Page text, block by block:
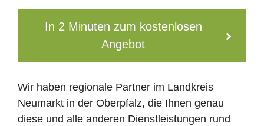
In 2 Minuten zum kostenlosen
Angebot
Wir haben regionale Partner im Landkreis
Neumarkt in der Oberpfalz, die Ihnen genau
diese und alle anderen Dienstleistungen rund